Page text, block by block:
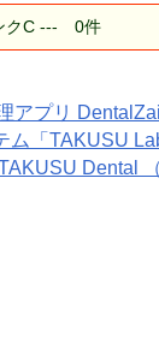
C --- 0件
プリ
「TAKUSU
Dental